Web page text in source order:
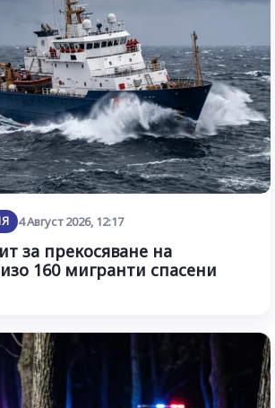
4 Август 2026, 12:17
за прекосяване на
160 мигранти спасени